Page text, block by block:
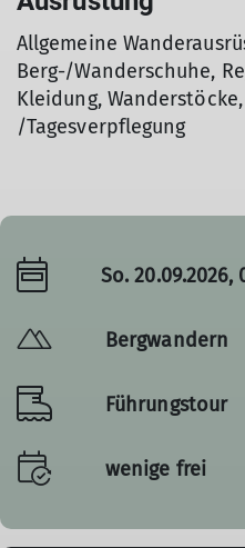
Allgemeine
Berg-/Wanderschuhe,
Kleidung,
/Tagesverpflegung
So. 20.09.2026,
Bergwandern
Führungstour
wenige frei